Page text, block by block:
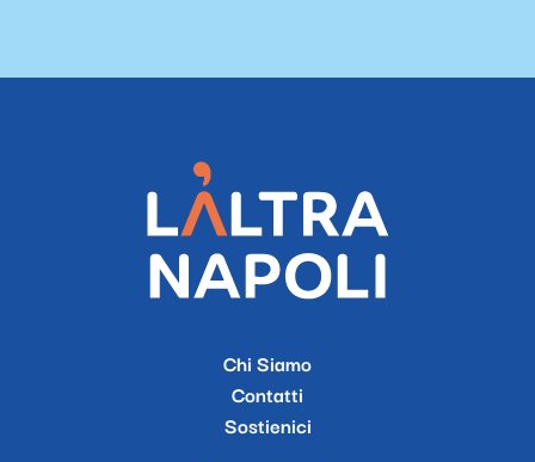
Chi Siamo
Contatti
Sostienici